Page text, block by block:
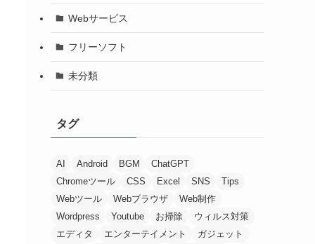
Webサービス
フリーソフト
未分類
タグ
AI Android BGM
ChatGPT
Chromeツール
CSS Excel SNS
Tips
Webツール
Webブラウザ
Web制作
Wordpress
Youtube お掃除
ウィルス対策
エディタ
エンターテイメント
ガジェット